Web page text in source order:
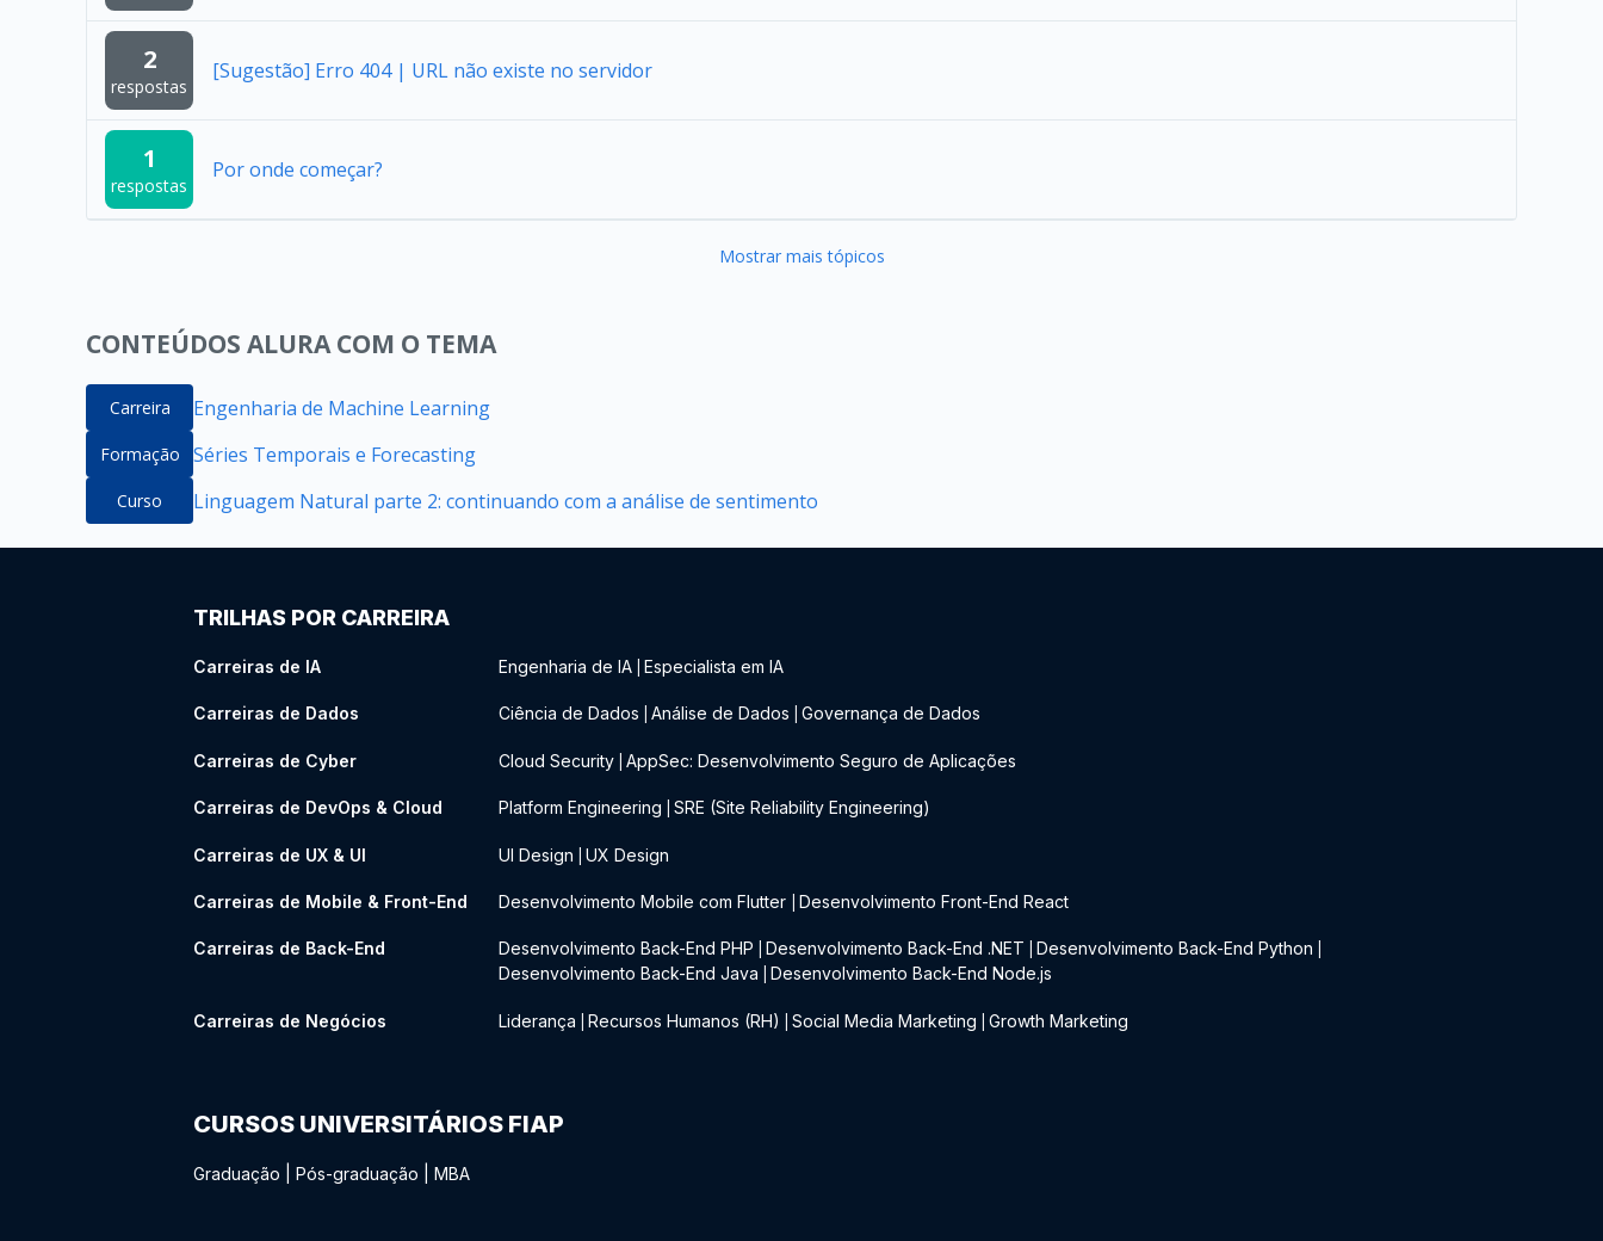
2
respostas
[Sugestão] Erro 404 | URL não existe no servidor
1
respostas
Por onde começar?
Mostrar mais tópicos
CONTEÚDOS ALURA COM O TEMA
Carreira Engenharia de Machine Learning
Formação Séries Temporais e Forecasting
Curso Linguagem Natural parte 2: continuando com a análise de sentimento
TRILHAS POR CARREIRA
Carreiras de IA Engenharia de IA Especialista em IA
Carreiras de Dados Ciência de Dados Análise de Dados Governança de Dados
Carreiras de Cyber Cloud Security AppSec: Desenvolvimento Seguro de Aplicações
Carreiras de DevOps & Cloud Platform Engineering SRE (Site Reliability Engineering)
Carreiras de UX & UI UI Design UX Design
Carreiras de Mobile & Front-End Desenvolvimento Mobile com Flutter Desenvolvimento Front-End React
Carreiras de Back-End Desenvolvimento Back-End PHP Desenvolvimento Back-End .NET Desenvolvimento Back-End Python
Desenvolvimento Back-End Java Desenvolvimento Back-End Node.js
Carreiras de Negócios Liderança Recursos Humanos (RH) Social Media Marketing Growth Marketing
CURSOS UNIVERSITÁRIOS FIAP
Graduação Pós-graduação MBA